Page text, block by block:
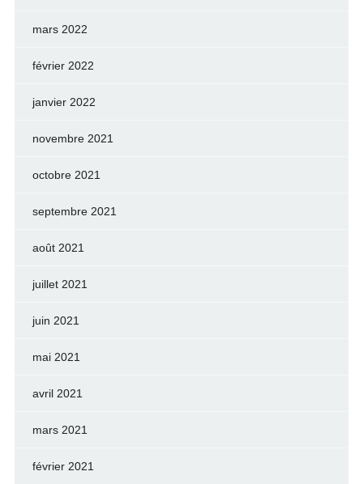
mars 2022
février 2022
janvier 2022
novembre 2021
octobre 2021
septembre 2021
août 2021
juillet 2021
juin 2021
mai 2021
avril 2021
mars 2021
février 2021